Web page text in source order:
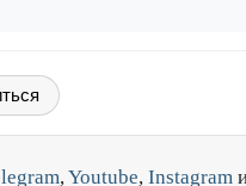
,Youtube, Instagram